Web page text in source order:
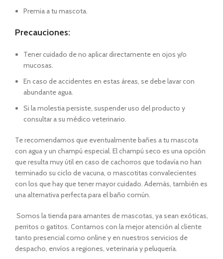
Premia a tu mascota.
Precauciones:
Tener cuidado de no aplicar directamente en ojos y/o
mucosas.
En caso de accidentes en estas áreas, se debe lavar con
abundante agua.
Si la molestia persiste, suspender uso del producto y
consultar a su médico veterinario.
Te recomendamos que eventualmente bañes a tu mascota
con agua y un champú especial. El champú seco es una opción
que resulta muy útil en caso de cachorros que todavía no han
terminado su ciclo de vacuna, o mascotitas convalecientes
con los que hay que tener mayor cuidado. Además, también es
una alternativa perfecta para el baño común.
Somos la tienda para amantes de mascotas, ya sean exóticas,
perritos o gatitos. Contamos con la mejor atención al cliente
tanto presencial como online y en nuestros servicios de
despacho, envíos a regiones, veterinaria y peluquería.